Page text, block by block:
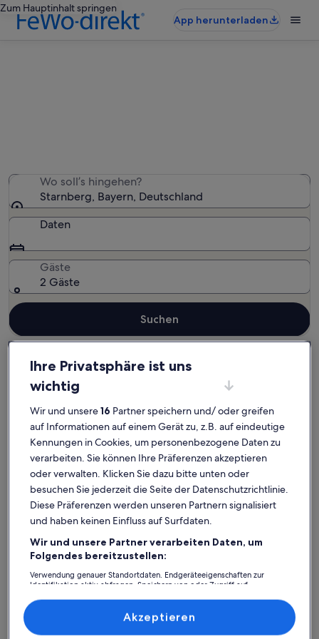
Zum Hauptinhalt springen
App herunterladen
Wo soll’s hingehen?
Starnberg, Bayern, Deutschland
Daten
Gäste
2 Gäste
Suchen
Landkreis Starnberg Ferienunterkünfte für Familien in Starnberg
Starnberg: Finde deine perfekte
Unterkunft
Weitere Infos zu Eine freundl./modern FeWo in zentraler,
Ihre Privatsphäre ist uns
wichtig
Wir und unsere16 Partner speichern und/ oder greifen
auf Informationen auf einem Gerät zu, z.B. auf eindeutige
Kennungen in Cookies, um personenbezogene Daten zu
verarbeiten. Sie können Ihre Präferenzen akzeptieren
oder verwalten. Klicken Sie dazu bitte unten oder
besuchen Sie jederzeit die Seite der Datenschutzrichtlinie.
Diese Präferenzen werden unseren Partnern signalisiert
und haben keinen Einfluss auf Surfdaten.
Wir und unsere Partner verarbeiten Daten, um
Folgendes bereitzustellen:
Verwendung genauer Standortdaten. Endgeräteeigenschaften zur
Identifikation aktiv abfragen. Speichern von oder Zugriff auf
Inhalte, Messung von Werbeleistung und der Performance von Inhalten,
Zielgruppenforschung sowie Entwicklung und Verbesserung von
Akzeptieren